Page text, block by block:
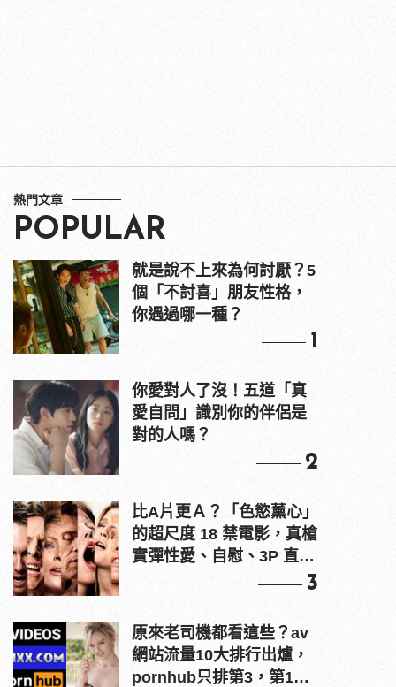
熱門文章
POPULAR
就是說不上來為何討厭？5
個「不討喜」朋友性格，
你遇過哪一種？
1
你愛對人了沒！五道「真
愛自問」識別你的伴侶是
對的人嗎？
2
比A片更Ａ？「色慾薰心」
的超尺度 18 禁電影，真槍
實彈性愛、自慰、3P 直接
3
原來老司機都看這些？av
網站流量10大排行出爐，
pornhub只排第3，第1名